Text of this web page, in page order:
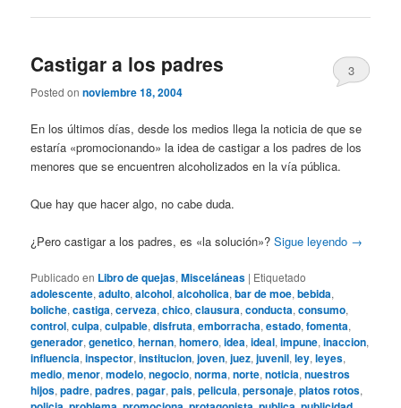
Castigar a los padres
Posted onnoviembre 18, 2004
3
En los últimos días, desde los medios llega la noticia de que se
estaría «promocionando» la idea de castigar a los padres de los
menores que se encuentren alcoholizados en la vía pública.
Que hay que hacer algo, no cabe duda.
¿Pero castigar a los padres, es «la solución»?Sigue leyendo →
Publicado en Libro de quejas,Misceláneas | Etiquetado
adolescente,adulto,alcohol,alcoholica,bar de moe,bebida,
boliche,castiga,cerveza,chico,clausura,conducta,consumo,
control,culpa,culpable,disfruta,emborracha,estado,fomenta,
generador,genetico,hernan,homero,idea,ideal,impune,inaccion,
influencia,inspector,institucion,joven,juez,juvenil,ley,leyes,
medio,menor,modelo,negocio,norma,norte,noticia,nuestros
hijos,padre,padres,pagar,pais,pelicula,personaje,platos rotos,